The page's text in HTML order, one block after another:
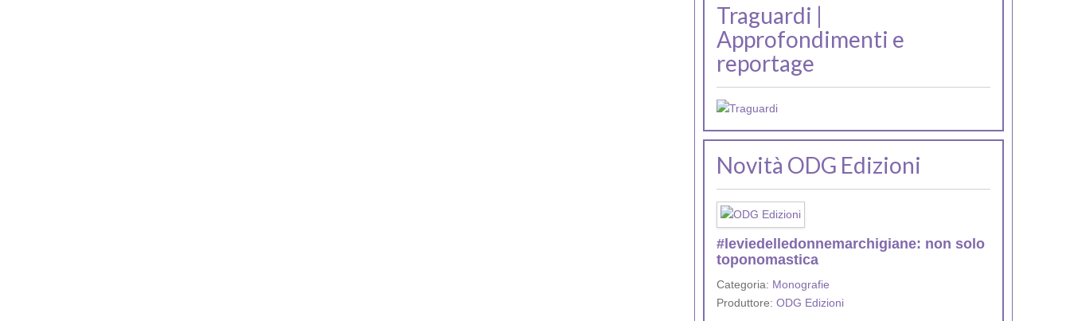
Traguardi |
Approfondimenti e
reportage
Novità ODG Edizioni
#leviedelledonnemarchigiane: non solo
toponomastica
Categoria: Monografie
Produttore: ODG Edizioni